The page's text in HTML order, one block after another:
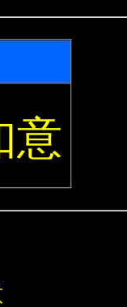
意